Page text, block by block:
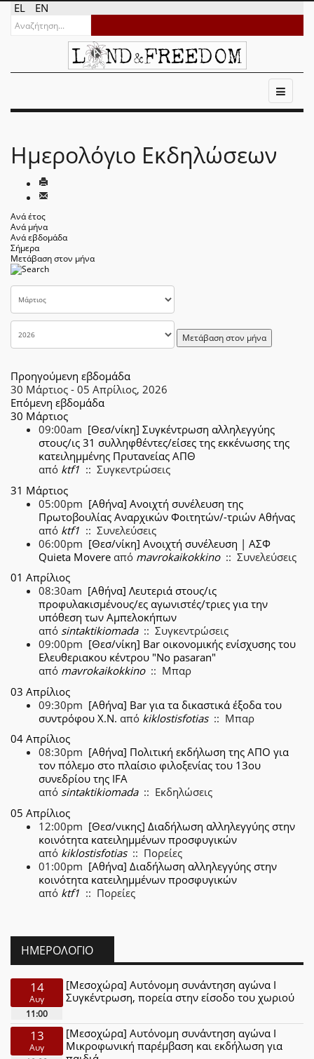
EL EN
Ημερολόγιο Εκδηλώσεων
Ανά έτος
Ανά μήνα
Ανά εβδομάδα
Σήμερα
Μετάβαση στον μήνα
Μετάβαση στον μήνα
Προηγούμενη εβδομάδα
30 Μάρτιος - 05 Απρίλιος, 2026
Επόμενη εβδομάδα
30 Μάρτιος
09:00am [Θεσ/νίκη] Συγκέντρωση αλληλεγγύης
στους/ις 31 συλληφθέντες/είσες της εκκένωσης της
κατειλημμένης Πρυτανείας ΑΠΘ
από ktf1 :: Συγκεντρώσεις
31 Μάρτιος
05:00pm [Αθήνα] Ανοιχτή συνέλευση της
Πρωτοβουλίας Αναρχικών Φοιτητών/-τριών Αθήνας
από ktf1 :: Συνελεύσεις
06:00pm [Θεσ/νίκη] Ανοιχτή συνέλευση | ΑΣΦ
Quieta Movere από mavrokaikokkino:: Συνελεύσεις
01 Απρίλιος
08:30am [Αθήνα] Λευτεριά στους/ις
προφυλακισμένους/ες αγωνιστές/τριες για την
υπόθεση των Αμπελοκήπων
από sintaktikiomada:: Συγκεντρώσεις
09:00pm [Θεσ/νίκη] Bar οικονομικής ενίσχυσης του
Ελευθεριακου κέντρου "No pasaran"
από mavrokaikokkino:: Μπαρ
03 Απρίλιος
09:30pm [Αθήνα] Bar για τα δικαστικά έξοδα του
συντρόφου Χ.Ν. από kiklostisfotias:: Μπαρ
04 Απρίλιος
08:30pm [Αθήνα] Πολιτική εκδήλωση της ΑΠΟ για
τον πόλεμο στο πλαίσιο φιλοξενίας του 13ου
συνεδρίου της IFA
από sintaktikiomada:: Εκδηλώσεις
05 Απρίλιος
12:00pm [Θεσ/νικης] Διαδήλωση αλληλεγγύης στην
κοινότητα κατειλημμένων προσφυγικών
από kiklostisfotias:: Πορείες
01:00pm [Αθήνα] Διαδήλωση αλληλεγγύης στην
κοινότητα κατειλημμένων προσφυγικών
από ktf1 :: Πορείες
ΗΜΕΡΟΛΌΓΙΟ
14
Αυγ
11:00
[Μεσοχώρα] Αυτόνομη συνάντηση αγώνα Ι
Συγκέντρωση, πορεία στην είσοδο του χωριού
13
Αυγ
[Μεσοχώρα] Αυτόνομη συνάντηση αγώνα Ι
Μικροφωνική παρέμβαση και εκδήλωση για